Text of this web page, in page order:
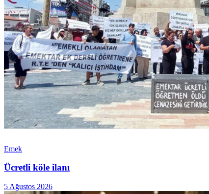
Emek
Ücretli köle ilanı
5 Ağustos 2026